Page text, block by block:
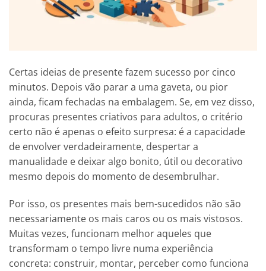
Certas ideias de presente fazem sucesso por cinco
minutos. Depois vão parar a uma gaveta, ou pior
ainda, ficam fechadas na embalagem. Se, em vez disso,
procuras presentes criativos para adultos, o critério
certo não é apenas o efeito surpresa: é a capacidade
de envolver verdadeiramente, despertar a
manualidade e deixar algo bonito, útil ou decorativo
mesmo depois do momento de desembrulhar.
Por isso, os presentes mais bem-sucedidos não são
necessariamente os mais caros ou os mais vistosos.
Muitas vezes, funcionam melhor aqueles que
transformam o tempo livre numa experiência
concreta: construir, montar, perceber como funciona